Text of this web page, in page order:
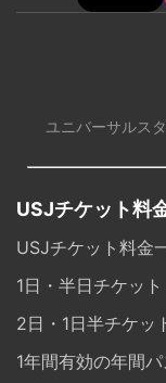
ユニバーサルス
USJチケット料
USJチケット料金
1日・半日チケット
2日・1日半チケッ
1年間有効の年間パ